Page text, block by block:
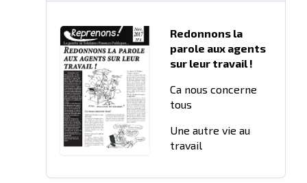
Redonnons la
parole aux agents
sur leur travail !
Ca nous concerne
tous
Une autre vie au
travail